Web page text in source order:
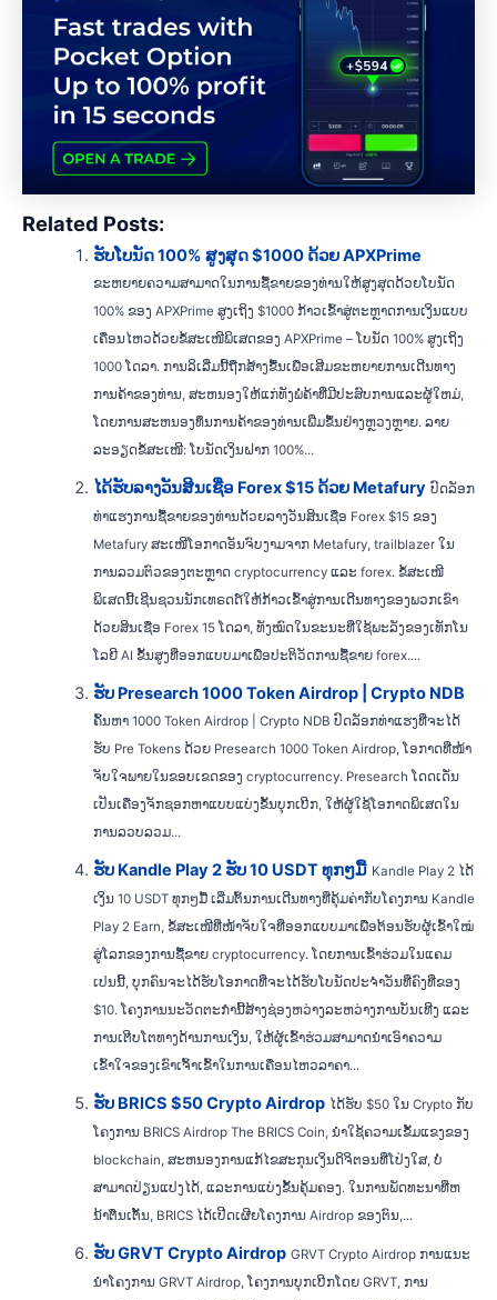
Related Posts:
ຮັບໂບນັດ 100% ສູງສຸດ $1000 ດ້ວຍ APXPrime
ຂະຫຍາຍຄວາມສາມາດໃນການຊື້ຂາຍຂອງທ່ານໃຫ້ສູງສຸດດ້ວຍໂບນັດ
100% ຂອງ APXPrime ສູງເຖິງ $1000 ກ້າວເຂົ້າສູ່ຕະຫຼາດການເງິນແບບ
ເຄື່ອນໄຫວດ້ວຍຂໍ້ສະເໜີພິເສດຂອງ APXPrime – ໂບນັດ 100% ສູງເຖິງ
1000 ໂດລາ. ການລິເລີ່ມນີ້ຖືກສ້າງຂື້ນເພື່ອເສີມຂະຫຍາຍການເດີນທາງ
ການຄ້າຂອງທ່ານ, ສະຫນອງໃຫ້ແກ່ທັງພໍ່ຄ້າທີ່ມີປະສົບການແລະຜູ້ໃຫມ່,
ໂດຍການສະຫນອງທຶນການຄ້າຂອງທ່ານເພີ່ມຂຶ້ນຢ່າງຫຼວງຫຼາຍ. ລາຍ
ລະອຽດຂໍ້ສະເໜີ: ໂບນັດເງິນຝາກ 100%...
ໄດ້ຮັບລາງວັນສິນເຊື່ອ Forex $15 ດ້ວຍ Metafury ປົດລັອກ
ທ່າແຮງການຊື້ຂາຍຂອງທ່ານດ້ວຍລາງວັນສິນເຊື່ອ Forex $15 ຂອງ
Metafury ສະເໜີໂອກາດອັນຈົບງາມຈາກ Metafury, trailblazer ໃນ
ການລວມຕົວຂອງຕະຫຼາດ cryptocurrency ແລະ forex. ຂໍ້ສະເໜີ
ພິເສດນີ້ເຊີນຊວນນັກເທຣດດ໌ໃຫ້ກ້າວເຂົ້າສູ່ການເດີນທາງຂອງພວກເຂົາ
ດ້ວຍສິນເຊື່ອ Forex 15 ໂດລາ, ທັງໝົດໃນຂະນະທີ່ໃຊ້ພະລັງຂອງເທັກໂນ
ໂລຍີ AI ຂັ້ນສູງທີ່ອອກແບບມາເພື່ອປະຕິວັດການຊື້ຂາຍ forex....
ຮັບ Presearch 1000 Token Airdrop | Crypto NDB
ຄົ້ນຫາ 1000 Token Airdrop | Crypto NDB ປົດລັອກທ່າແຮງທີ່ຈະໄດ້
ຮັບ Pre Tokens ດ້ວຍ Presearch 1000 Token Airdrop, ໂອກາດທີ່ໜ້າ
ຈັບໃຈພາຍໃນຂອບເຂດຂອງ cryptocurrency. Presearch ໂດດເດັ່ນ
ເປັນເຄື່ອງຈັກຊອກຫາແບບແບ່ງຂັ້ນບຸກເບີກ, ໃຫ້ຜູ້ໃຊ້ໂອກາດພິເສດໃນ
ການລວບລວມ...
ຮັບ Kandle Play 2 ຮັບ 10 USDT ທຸກໆມື້ Kandle Play 2 ໄດ້
ເງິນ 10 USDT ທຸກໆມື້ ເລີ່ມຕົ້ນການເດີນທາງທີ່ຄຸ້ມຄ່າກັບໂຄງການ Kandle
Play 2 Earn, ຂໍ້ສະເໜີທີ່ໜ້າຈັບໃຈທີ່ອອກແບບມາເພື່ອຕ້ອນຮັບຜູ້ເຂົ້າໃໝ່
ສູ່ໂລກຂອງການຊື້ຂາຍ cryptocurrency. ໂດຍການເຂົ້າຮ່ວມໃນແຄມ
ເປນນີ້, ບຸກຄົນຈະໄດ້ຮັບໂອກາດທີ່ຈະໄດ້ຮັບໂບນັດປະຈຳວັນທີ່ຄົງທີ່ຂອງ
$10. ໂຄງການນະວັດຕະກໍານີ້ສ້າງຊ່ອງຫວ່າງລະຫວ່າງການບັນເທີງ ແລະ
ການເຕີບໂຕທາງດ້ານການເງິນ, ໃຫ້ຜູ້ເຂົ້າຮ່ວມສາມາດນໍາເອົາຄວາມ
ເຂົ້າໃຈຂອງເຂົາເຈົ້າເຂົ້າໃນການເຄື່ອນໄຫວລາຄາ...
ຮັບ BRICS $50 Crypto Airdrop ໄດ້ຮັບ $50 ໃນ Crypto ກັບ
ໂຄງການ BRICS Airdrop The BRICS Coin, ນໍາໃຊ້ຄວາມເຂັ້ມແຂງຂອງ
blockchain, ສະຫນອງການແກ້ໄຂສະກຸນເງິນດິຈິຕອນທີ່ໂປ່ງໃສ, ບໍ່
ສາມາດປ່ຽນແປງໄດ້, ແລະການແບ່ງຂັ້ນຄຸ້ມຄອງ. ໃນການພັດທະນາທີ່ຫ
ນ້າຕື່ນເຕັ້ນ, BRICS ໄດ້ເປີດເຜີຍໂຄງການ Airdrop ຂອງຕົນ,...
ຮັບ GRVT Crypto Airdrop GRVT Crypto Airdrop ການແນະ
ນໍາໂຄງການ GRVT Airdrop, ໂຄງການບຸກເບີກໂດຍ GRVT, ການ